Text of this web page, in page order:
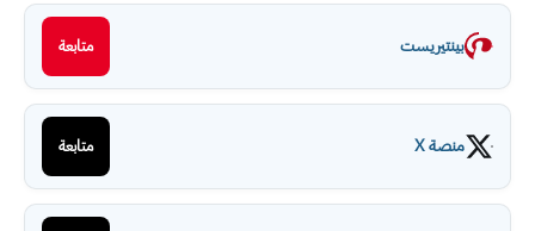
بينتيريست متابعة
منصة X متابعة